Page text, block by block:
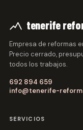
tenerife
Empresa de reformas
Precio cerrado,
todos los trabajos.
692 894 659
info@tenerife-
SERVICIOS